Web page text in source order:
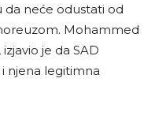
da neće odustati od
Mohammed
je da SAD
njena legitimna